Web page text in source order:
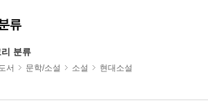
류
분류
서 문학/소설 소설 현대소설